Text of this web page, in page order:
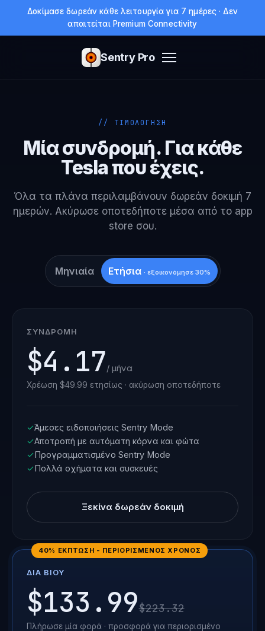
Δοκίμασε δωρεάν κάθε λειτουργία για 7 ημέρες · Δεν
απαιτείται Premium Connectivity
Sentry Pro
// ΤΙΜΟΛΟΓΗΣΗ
Μία συνδρομή. Για κάθε
Tesla που έχεις.
Όλα τα πλάνα περιλαμβάνουν δωρεάν δοκιμή 7
ημερών. Ακύρωσε οποτεδήποτε μέσα από το app
store σου.
Μηνιαία Ετήσια · εξοικονόμησε 30%
ΣΥΝΔΡΟΜΉ
$4.17/ μήνα
Χρέωση $49.99 ετησίως · ακύρωση οποτεδήποτε
✓Άμεσες ειδοποιήσεις Sentry Mode
✓Αποτροπή με αυτόματη κόρνα και φώτα
✓Προγραμματισμένο Sentry Mode
✓Πολλά οχήματα και συσκευές
Ξεκίνα δωρεάν δοκιμή
40% ΈΚΠΤΩΣΗ - ΠΕΡΙΟΡΙΣΜΈΝΟΣ ΧΡΌΝΟΣ
ΔΙΆ ΒΊΟΥ
$133.99$223.32
Πλήρωσε μία φορά · προσφορά για περιορισμένο